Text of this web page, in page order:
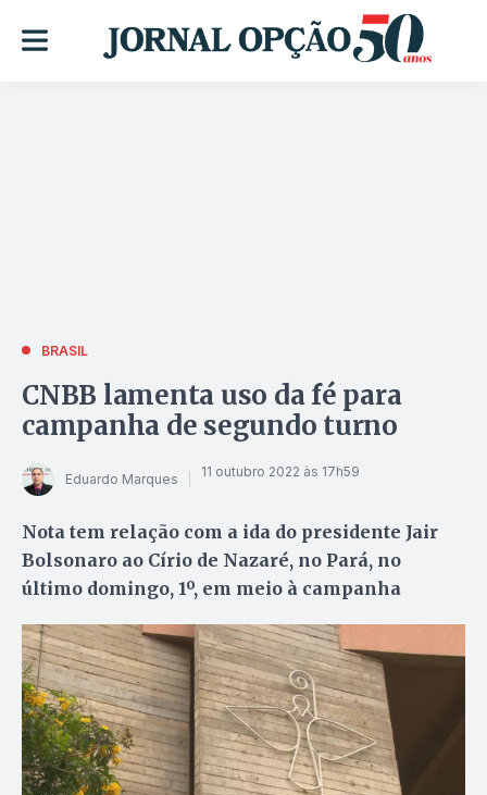
BRASIL
CNBB lamenta uso da fé para
campanha de segundo turno
Eduardo Marques 11 outubro 2022 às 17h59
Nota tem relação com a ida do presidente Jair
Bolsonaro ao Círio de Nazaré, no Pará, no
último domingo, 1º, em meio à campanha